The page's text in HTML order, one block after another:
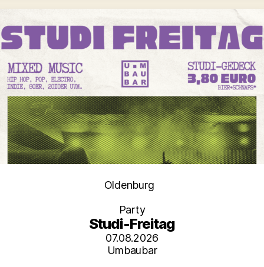
Kategorien
Oldenburg
Party
Studi-Freitag
07.08.2026
Umbaubar